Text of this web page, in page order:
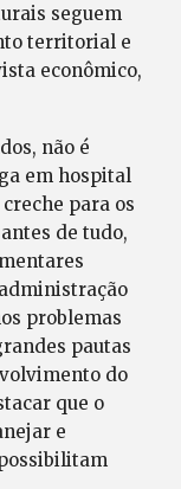
seguem
territorial e
econômico,
não é
em hospital
para os
de tudo,
problemas
pautas
do
que o
e